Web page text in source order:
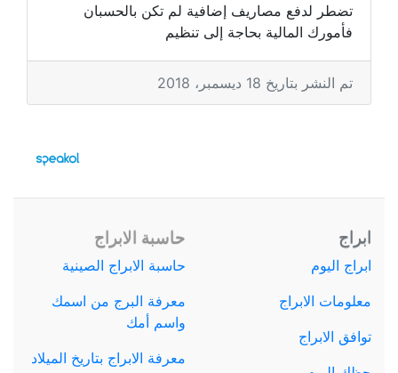
تضطر لدفع مصاريف إضافية لم تكن بالحسبان
فأمورك المالية بحاجة إلى تنظيم
تم النشر بتاريخ 18 ديسمبر، 2018
ابراج
ابراج اليوم
معلومات الابراج
توافق الابراج
حاسبة الابراج
حاسبة الابراج الصينية
معرفة البرج من اسمك
واسم أمك
معرفة الابراج بتاريخ الميلاد